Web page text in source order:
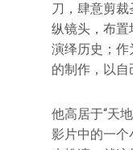
刀，肆意剪
纵镜头，布
演绎历史；作
的制作，以自
他高居于“天
影片中的一